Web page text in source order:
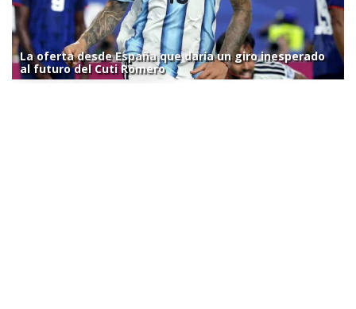
La oferta desde España que daría un giro inesperado
al futuro del Cuti Romero